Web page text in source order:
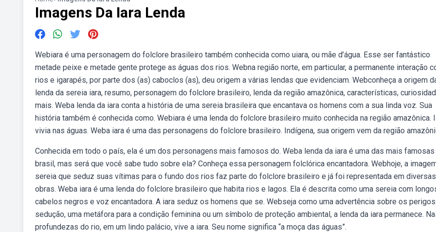
Imagens Da Iara Lenda
Webiara é uma personagem do folclore brasileiro também conhecida como uiara, ou mãe d’água. Esse ser fantástico
metade peixe e metade gente protege as águas dos rios. Webna região norte, em particular, a permanente interação
rios e igarapés, por parte dos (as) caboclos (as), deu origem a várias lendas que evidenciam. Webconheça a origem
lenda da sereia iara, resumo, personagem do folclore brasileiro, lenda da região amazônica, características,
mais. Weba lenda da iara conta a história de uma sereia brasileira que encantava os homens com a sua linda voz. Sua
história também é conhecida como. Webiara é uma lenda do folclore brasileiro muito conhecida na região amazônica.
vivia nas águas. Weba iara é uma das personagens do folclore brasileiro. Indígena, sua origem vem da região
Conhecida em todo o país, ela é um dos personagens mais famosos do. Weba lenda da iara é uma das mais famosas
brasil, mas será que você sabe tudo sobre ela? Conheça essa personagem folclórica encantadora. Webhoje, a
sereia que seduz suas vítimas para o fundo dos rios faz parte do folclore brasileiro e já foi representada em diversas
obras. Weba iara é uma lenda do folclore brasileiro que habita rios e lagos. Ela é descrita como uma sereia com
cabelos negros e voz encantadora. A iara seduz os homens que se. Webseja como uma advertência sobre os
sedução, uma metáfora para a condição feminina ou um símbolo de proteção ambiental, a lenda da iara permanece.
profundezas do rio, em um lindo palácio, vive a iara. Seu nome significa “a moça das águas”.